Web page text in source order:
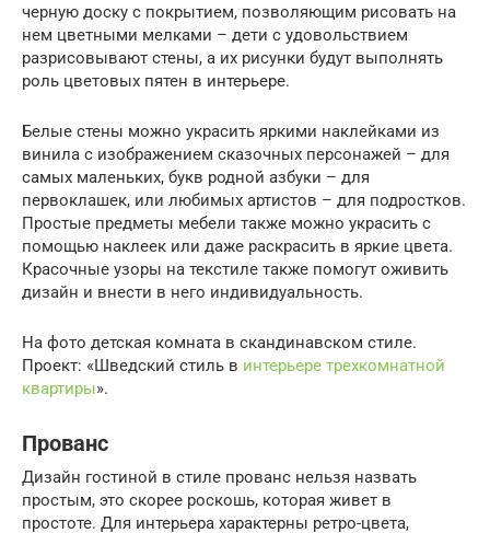
черную доску с покрытием, позволяющим рисовать на
нем цветными мелками – дети с удовольствием
разрисовывают стены, а их рисунки будут выполнять
роль цветовых пятен в интерьере.
Белые стены можно украсить яркими наклейками из
винила с изображением сказочных персонажей – для
самых маленьких, букв родной азбуки – для
первоклашек, или любимых артистов – для подростков.
Простые предметы мебели также можно украсить с
помощью наклеек или даже раскрасить в яркие цвета.
Красочные узоры на текстиле также помогут оживить
дизайн и внести в него индивидуальность.
На фото детская комната в скандинавском стиле.
Проект: «Шведский стиль в интерьере трехкомнатной
квартиры».
Прованс
Дизайн гостиной в стиле прованс нельзя назвать
простым, это скорее роскошь, которая живет в
простоте. Для интерьера характерны ретро-цвета,